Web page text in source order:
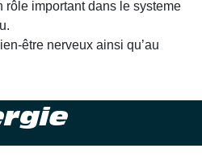
important dans le systeme
être nerveux ainsi qu’au